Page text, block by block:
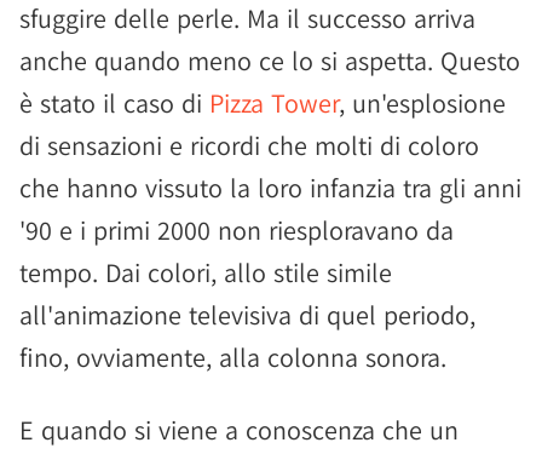
sfuggire delle perle. Ma il successo arriva
anche quando meno ce lo si aspetta. Questo
è stato il caso di Pizza Tower, un'esplosione
di sensazioni e ricordi che molti di coloro
che hanno vissuto la loro infanzia tra gli anni
'90 e i primi 2000 non riesploravano da
tempo. Dai colori, allo stile simile
all'animazione televisiva di quel periodo,
fino, ovviamente, alla colonna sonora.
E quando si viene a conoscenza che un